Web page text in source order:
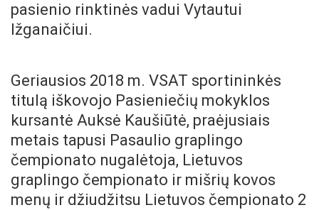
pasienio rinktinės vadui Vytautui
Ižganaičiui.
Geriausios 2018 m. VSAT sportininkės
titulą iškovojo Pasieniečių mokyklos
kursantė Auksė Kaušiūtė, praėjusiais
metais tapusi Pasaulio graplingo
čempionato nugalėtoja, Lietuvos
graplingo čempionato ir mišrių kovos
menų ir džiudžitsu Lietuvos čempionato 2